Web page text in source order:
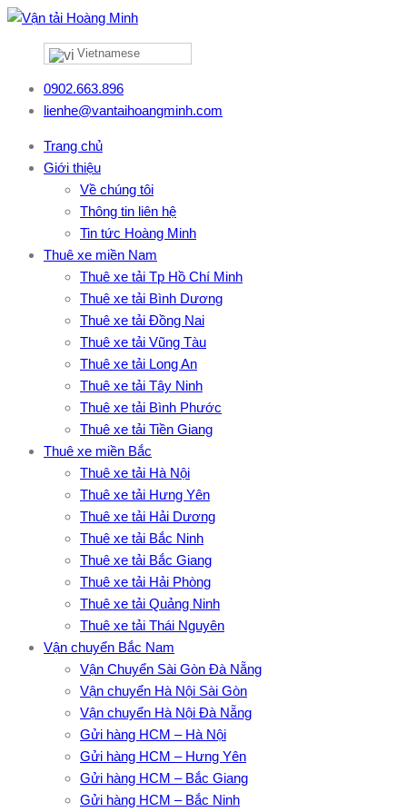
Vietnamese
0902.663.896
lienhe@vantaihoangminh.com
Trang chủ
Giới thiệu
Về chúng tôi
Thông tin liên hệ
Tin tức Hoàng Minh
Thuê xe miền Nam
Thuê xe tải Tp Hồ Chí Minh
Thuê xe tải Bình Dương
Thuê xe tải Đồng Nai
Thuê xe tải Vũng Tàu
Thuê xe tải Long An
Thuê xe tải Tây Ninh
Thuê xe tải Bình Phước
Thuê xe tải Tiền Giang
Thuê xe miền Bắc
Thuê xe tải Hà Nội
Thuê xe tải Hưng Yên
Thuê xe tải Hải Dương
Thuê xe tải Bắc Ninh
Thuê xe tải Bắc Giang
Thuê xe tải Hải Phòng
Thuê xe tải Quảng Ninh
Thuê xe tải Thái Nguyên
Vận chuyển Bắc Nam
Vận Chuyển Sài Gòn Đà Nẵng
Vận chuyển Hà Nội Sài Gòn
Vận chuyển Hà Nội Đà Nẵng
Gửi hàng HCM – Hà Nội
Gửi hàng HCM – Hưng Yên
Gửi hàng HCM – Bắc Giang
Gửi hàng HCM – Bắc Ninh